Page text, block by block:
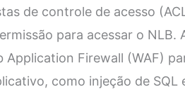
de controle de acesso
para acessar o NLB.
Application Firewall (WAF)
como injeção de